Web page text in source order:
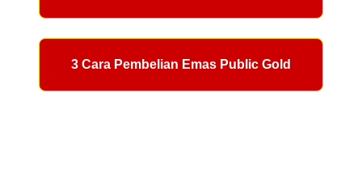
3 Cara Pembelian Emas Public Gold